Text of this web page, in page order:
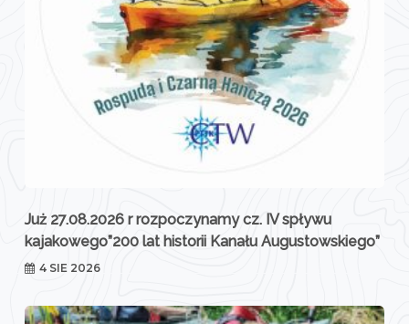
Już 27.08.2026 r rozpoczynamy cz. IV spływu
kajakowego”200 lat historii Kanału Augustowskiego”
4 SIE 2026